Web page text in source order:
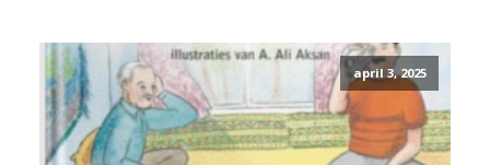
april 3, 2025